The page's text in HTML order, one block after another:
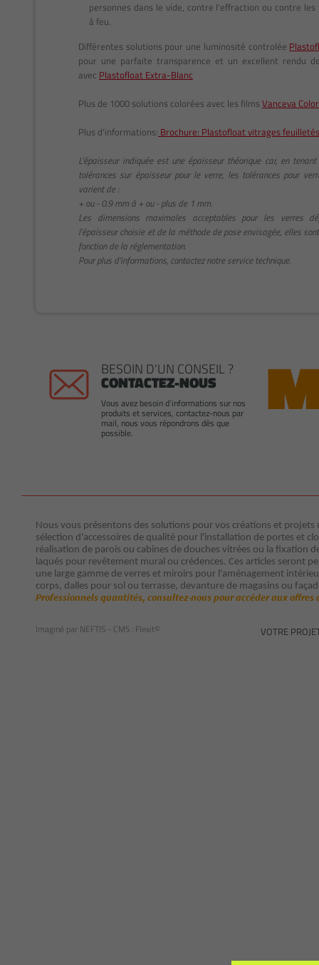
personnes dans le vide, contre l'effraction ou contre
à feu.
Différentes solutions pour une luminosité controlée
pour une parfaite transparence et un excellent rendu
avec Plastofloat Extra-Blanc
Plus de 1000 solutions colorées avec les films Vanceva Color
Plus d'informations: Brochure: Plastofloat vitrages feuilletés
L'épaisseur indiquée est une épaisseur théorique car, en
tolérances sur épaisseur pour le verre, les tolérances pour
varient de :
+ ou - 0.9 mm à + ou - plus de 1 mm.
Les dimensions maximales acceptables pour les verres
l'épaisseur choisie et de la méthode de pose envisagée, elles
fonction de la réglementation.
Pour plus d'informations, contactez notre service technique.
BESOIN D'UN CONSEIL ?
CONTACTEZ-NOUS
Vous avez besoin d'informations sur nos
produits et services, contactez-nous par
mail, nous vous répondrons dès que
possible.
Nous vous présentons des solutions pour vos créations et projets
sélection d'accessoires de qualité pour l'installation de portes et
réalisation de parois ou cabines de douches vitrées ou la fixation
laqués pour revêtement mural ou crédences. Ces articles seront
une large gamme de verres et miroirs pour l'aménagement
corps, dalles pour sol ou terrasse, devanture de magasins ou
Professionnels quantités, consultez-nous pour accéder aux offres
Imaginé par NEFTIS - CMS : Flexit© VOTRE